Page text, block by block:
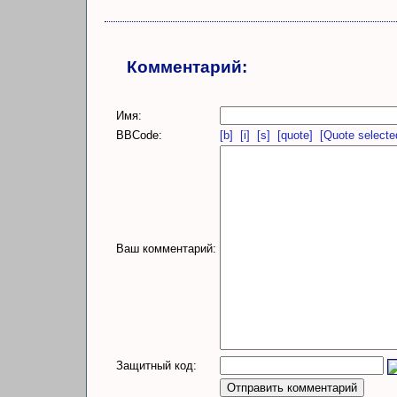
Комментарий:
Имя:
BBCode:
[b] [i] [s] [quote] [Quote
Ваш комментарий:
Защитный код: